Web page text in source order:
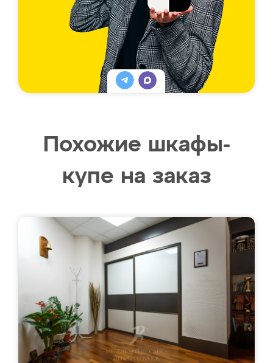
Похожие шкафы-
купе на заказ